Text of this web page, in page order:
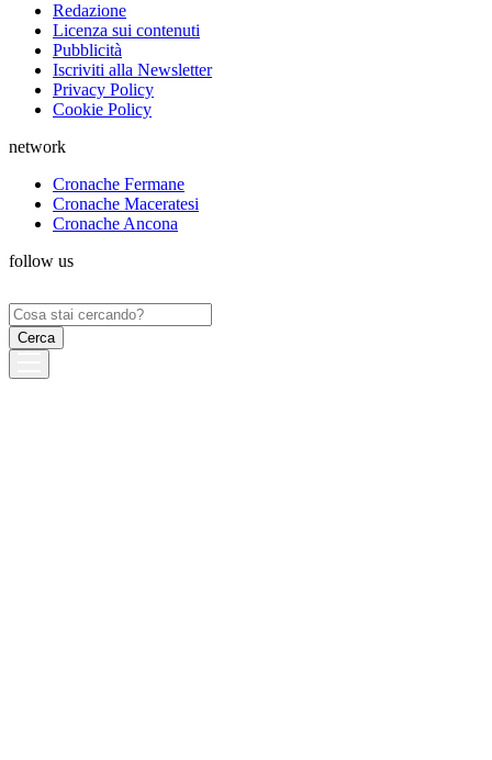
Redazione
Licenza sui contenuti
Pubblicità
Iscriviti alla Newsletter
Privacy Policy
Cookie Policy
network
Cronache Fermane
Cronache Maceratesi
Cronache Ancona
follow us
Ricerca
per: